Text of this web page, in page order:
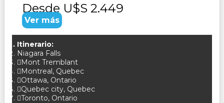
Desde U$S 2.449
Ver más
Itinerario:
Niagara Falls
Mont Tremblant
Montreal, Quebec
Ottawa, Ontario
Quebec city, Quebec
Toronto, Ontario